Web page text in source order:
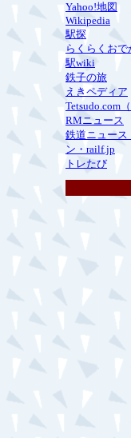
Yahoo!地図
Wikipedia
駅探
らくらくおで
駅wiki
鉄子の旅
えきペディア
Tetsudo.com
RMニュース
鉄道ニュース
ン・railf.jp
トレたび